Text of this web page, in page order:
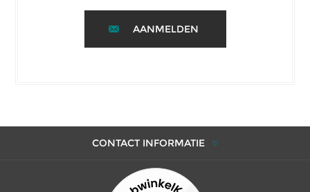
AANMELDEN
CONTACT INFORMATIE